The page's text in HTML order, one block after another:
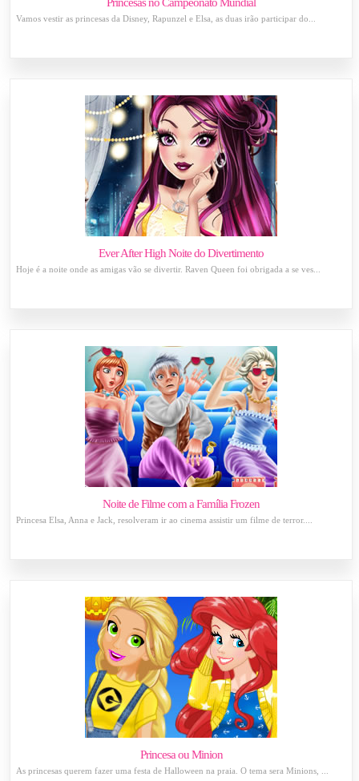
Vamos vestir as princesas da Disney, Rapunzel e Elsa, as duas irão participar do...
Ever After High Noite do Divertimento
Hoje é a noite onde as amigas vão se divertir. Raven Queen foi obrigada a se ves...
Noite de Filme com a Família Frozen
Princesa Elsa, Anna e Jack, resolveram ir ao cinema assistir um filme de terror....
Princesa ou Minion
As princesas querem fazer uma festa de Halloween na praia. O tema sera Minions, ...